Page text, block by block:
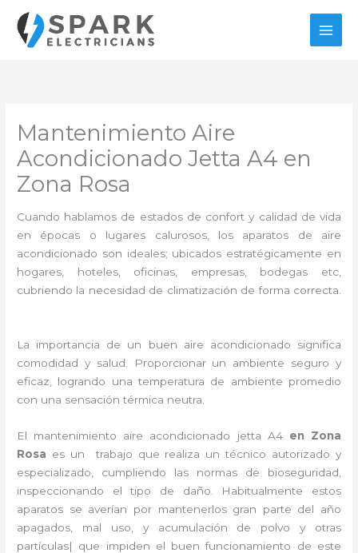
contenido
Mantenimiento Aire
Acondicionado Jetta A4 en
Zona Rosa
Cuando hablamos de estados de confort y calidad de vida
en épocas o lugares calurosos, los aparatos de aire
acondicionado son ideales; ubicados estratégicamente en
hogares, hoteles, oficinas, empresas, bodegas etc,
cubriendo la necesidad de climatización de forma correcta.
La importancia de un buen aire acondicionado significa
comodidad y salud. Proporcionar un ambiente seguro y
eficaz, logrando una temperatura de ambiente promedio
con una sensación térmica neutra.
El mantenimiento aire acondicionado jetta A4en Zona
Rosa es un
trabajo que realiza un técnico autorizado y
especializado, cumpliendo las normas de bioseguridad,
inspeccionando el tipo de daño. Habitualmente estos
aparatos se averían por mantenerlos gran parte del año
apagados, mal uso, y acumulación de polvo y otras
partículas| que impiden el buen funcionamiento de este